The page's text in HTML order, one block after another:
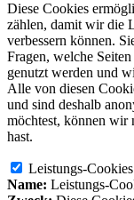
Diese Cookies
zählen, damit wir die
verbessern können.
Fragen, welche
genutzt werden und
Alle von diesen
und sind deshalb
möchtest, können wir
hast.
Leistungs-Cookies
Name: Leistungs-